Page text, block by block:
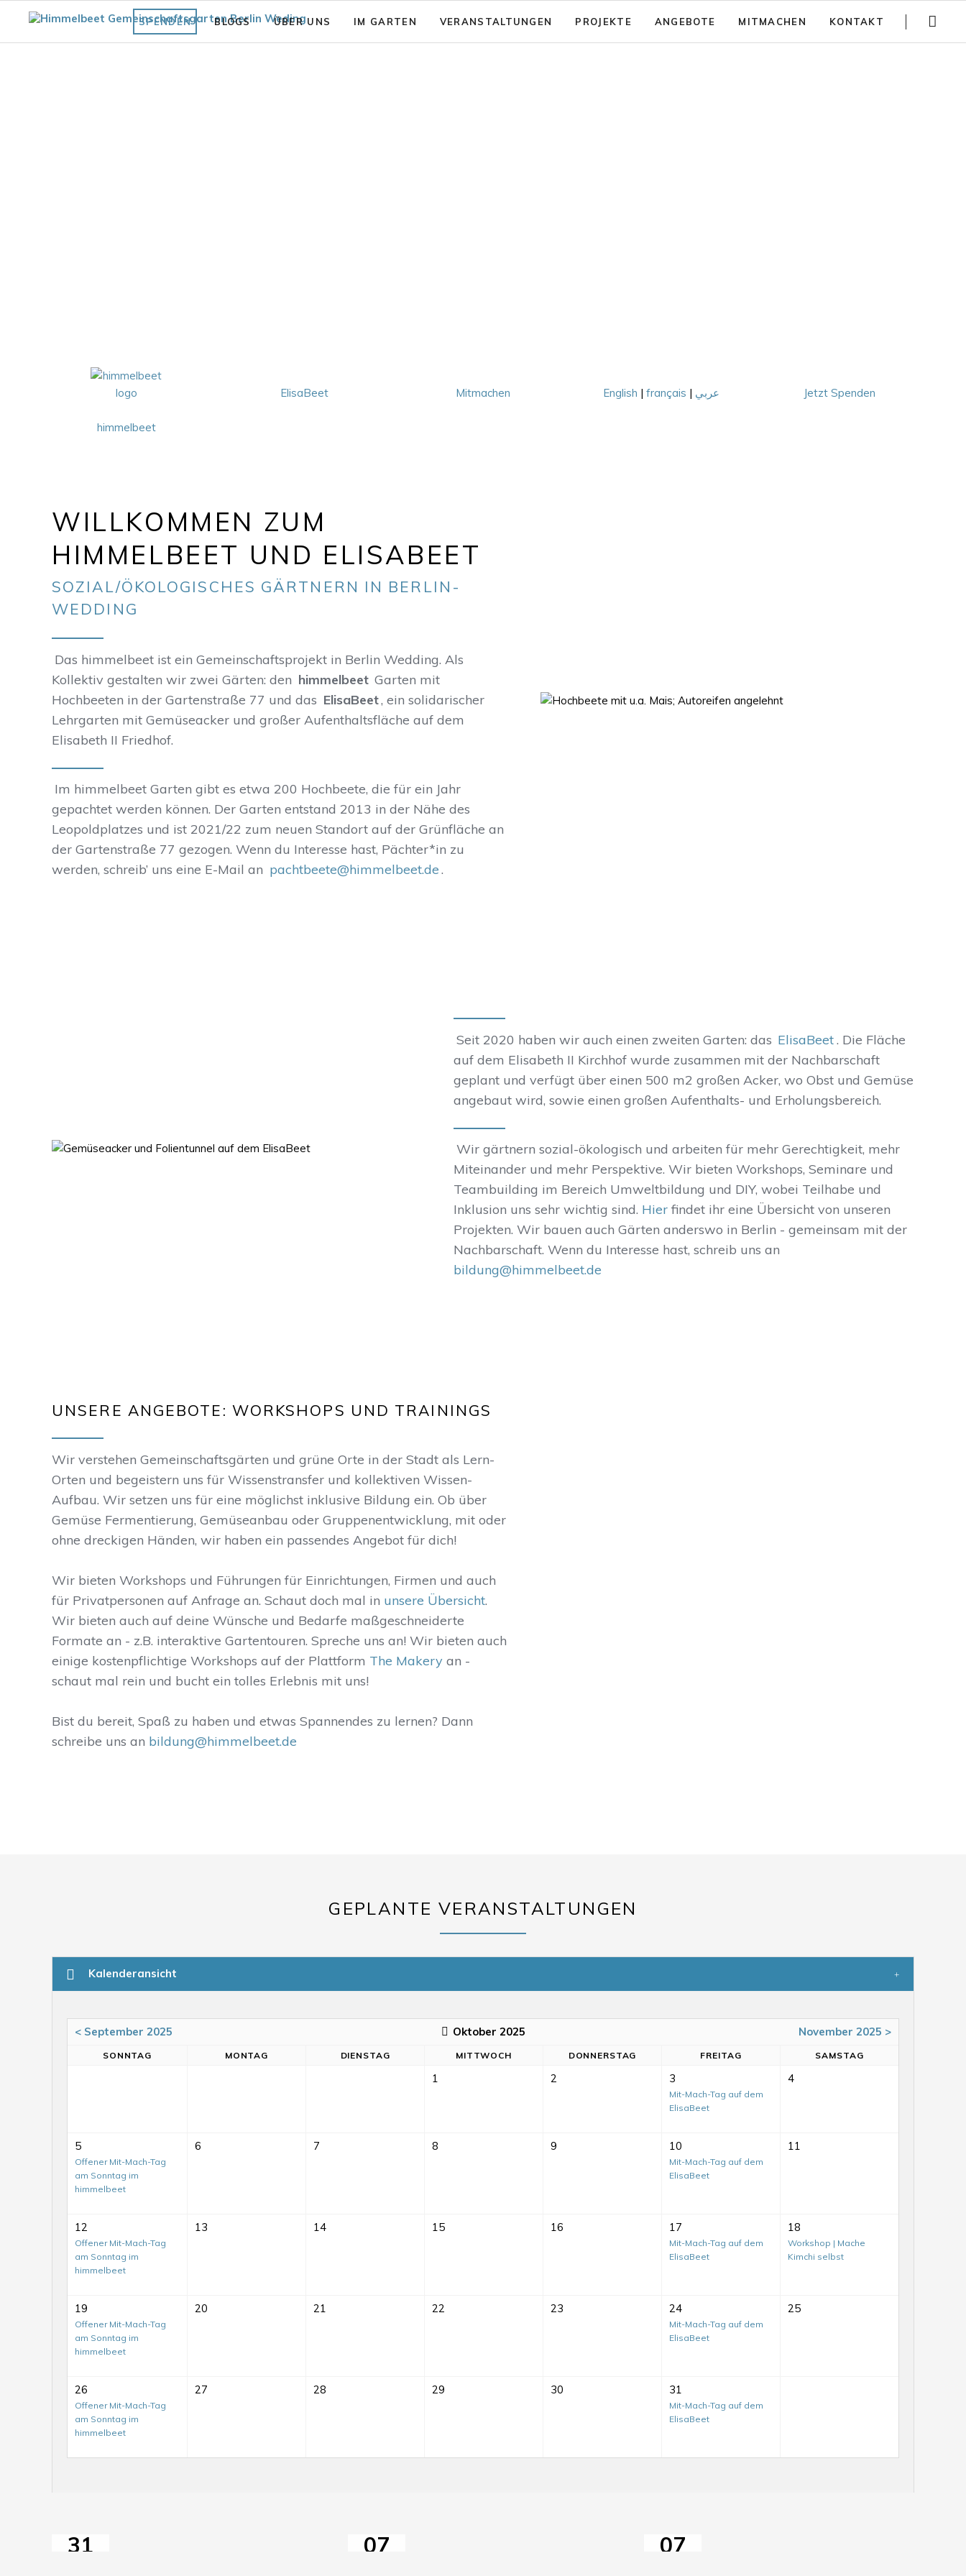
überspringen
SPENDEN BLOGS ÜBER UNS IM GARTEN VERANSTALTUNGEN PROJEKTE ANGEBOTE MITMACHEN KONTAKT
himmelbeet
ElisaBeet Mitmachen English | français | عربي Jetzt Spenden
WILLKOMMEN ZUM
HIMMELBEET UND ELISABEET
SOZIAL/ÖKOLOGISCHES GÄRTNERN IN BERLIN-
WEDDING
Das himmelbeet ist ein Gemeinschaftsprojekt in Berlin Wedding. Als
Kollektiv gestalten wir zwei Gärten: den himmelbeet Garten mit
Hochbeeten in der Gartenstraße 77 und das ElisaBeet, ein solidarischer
Lehrgarten mit Gemüseacker und großer Aufenthaltsfläche auf dem
Elisabeth II Friedhof.
Im himmelbeet Garten gibt es etwa 200 Hochbeete, die für ein Jahr
gepachtet werden können. Der Garten entstand 2013 in der Nähe des
Leopoldplatzes und ist 2021/22 zum neuen Standort auf der Grünfläche an
der Gartenstraße 77 gezogen. Wenn du Interesse hast, Pächter*in zu
werden, schreib’ uns eine E-Mail an pachtbeete@himmelbeet.de.
Seit 2020 haben wir auch einen zweiten Garten: das ElisaBeet. Die Fläche
auf dem Elisabeth II Kirchhof wurde zusammen mit der Nachbarschaft
geplant und verfügt über einen 500 m2 großen Acker, wo Obst und Gemüse
angebaut wird, sowie einen großen Aufenthalts- und Erholungsbereich.
Wir gärtnern sozial-ökologisch und arbeiten für mehr Gerechtigkeit, mehr
Miteinander und mehr Perspektive. Wir bieten Workshops, Seminare und
Teambuilding im Bereich Umweltbildung und DIY, wobei Teilhabe und
Inklusion uns sehr wichtig sind. Hierfindet ihr eine Übersicht von unseren
Projekten. Wir bauen auch Gärten anderswo in Berlin - gemeinsam mit der
Nachbarschaft. Wenn du Interesse hast, schreib uns an
bildung@himmelbeet.de
UNSERE ANGEBOTE: WORKSHOPS UND TRAININGS
Wir verstehen Gemeinschaftsgärten und grüne Orte in der Stadt als Lern-
Orten und begeistern uns für Wissenstransfer und kollektiven Wissen-
Aufbau. Wir setzen uns für eine möglichst inklusive Bildung ein. Ob über
Gemüse Fermentierung, Gemüseanbau oder Gruppenentwicklung, mit oder
ohne dreckigen Händen, wir haben ein passendes Angebot für dich!
Wir bieten Workshops und Führungen für Einrichtungen, Firmen und auch
für Privatpersonen auf Anfrage an. Schaut doch mal in unsere Übersicht.
Wir bieten auch auf deine Wünsche und Bedarfe maßgeschneiderte
Formate an - z.B. interaktive Gartentouren. Spreche uns an! Wir bieten auch
einige kostenpflichtige Workshops auf der Plattform The Makery an -
schaut mal rein und bucht ein tolles Erlebnis mit uns!
Bist du bereit, Spaß zu haben und etwas Spannendes zu lernen? Dann
schreibe uns an bildung@himmelbeet.de
GEPLANTE VERANSTALTUNGEN
Kalenderansicht
< September 2025 Oktober 2025 November 2025 >
SO NNTAG MO NTAG DIENSTAG MITTWOCH DONNERSTAG FREITAG SAMSTAG
1 2 3
Mit-Mach-Tag auf dem
ElisaBeet
4
5
Offener Mit-Mach-Tag
am Sonntag im
himmelbeet
6 7 8 9 10
Mit-Mach-Tag auf dem
ElisaBeet
11
12
Offener Mit-Mach-Tag
am Sonntag im
himmelbeet
13 14 15 16 17
Mit-Mach-Tag auf dem
ElisaBeet
18
Workshop | Mache
Kimchi selbst
19
Offener Mit-Mach-Tag
am Sonntag im
himmelbeet
20 21 22 23 24
Mit-Mach-Tag auf dem
ElisaBeet
25
26
Offener Mit-Mach-Tag
am Sonntag im
himmelbeet
27 28 29 30 31
Mit-Mach-Tag auf dem
ElisaBeet
31
Mit-
Mach-
07 07
Mit-
Mach-
GartenSprechstunde
Café
auf